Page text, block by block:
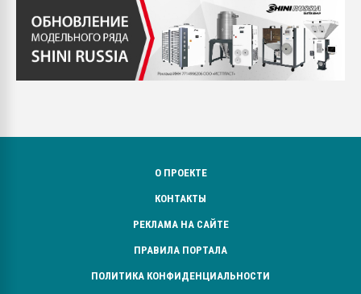
О ПРОЕКТЕ
КОНТАКТЫ
РЕКЛАМА НА САЙТЕ
ПРАВИЛА ПОРТАЛА
ПОЛИТИКА КОНФИДЕНЦИАЛЬНОСТИ